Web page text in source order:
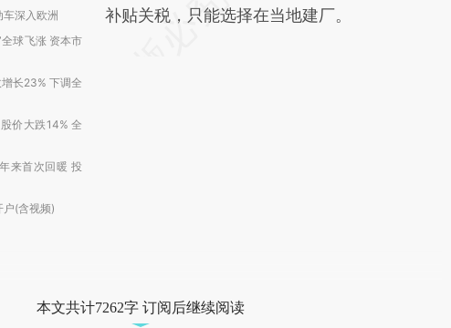
车深入欧洲
全球飞涨 资本市
长23% 下调全
价大跌14% 全
来首次回暖 投
户(含视频)
补贴关税，只能选择在当地建厂。
本文共计7262字 订阅后继续阅读